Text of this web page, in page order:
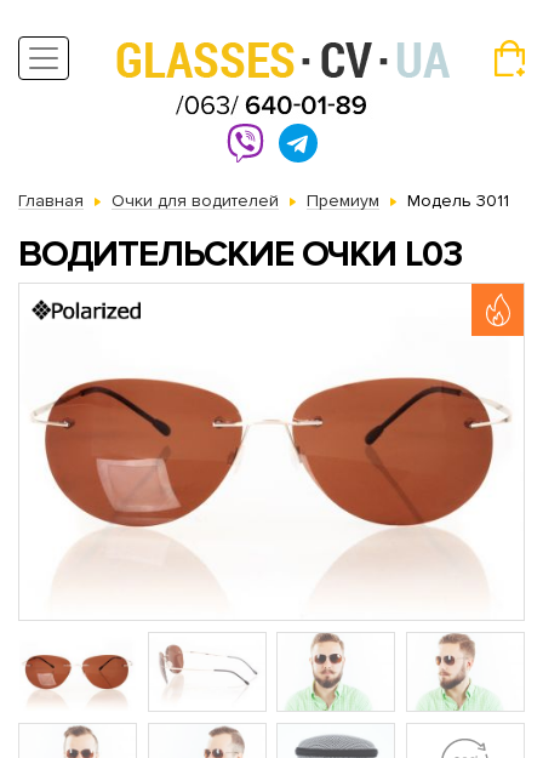
Главная Очки для водителей Премиум Модель 3011
ВОДИТЕЛЬСКИЕ ОЧКИ L03